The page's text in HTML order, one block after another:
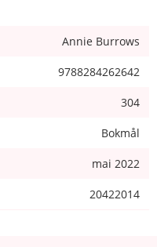
Annie Burrows
9788284262642
304
Bokmål
mai 2022
20422014